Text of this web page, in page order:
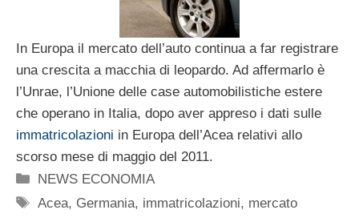
In Europa il mercato dell’auto continua a far registrare
una crescita a macchia di leopardo. Ad affermarlo è
l’Unrae, l’Unione delle case automobilistiche estere
che operano in Italia, dopo aver appreso i dati sulle
immatricolazioni in Europa dell’Acea relativi allo
scorso mese di maggio del 2011.
Categorie
NEWS ECONOMIA
Tag
Acea, Germania, immatricolazioni, mercato